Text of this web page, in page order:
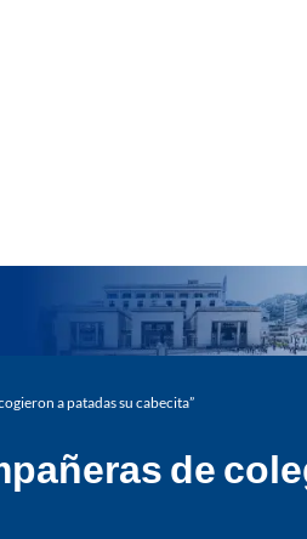
a patadas su cabecita”
de